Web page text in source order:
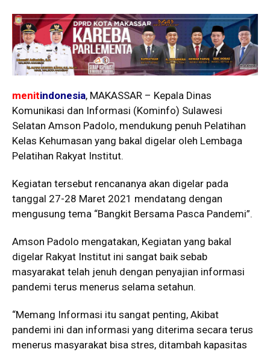
menitindonesia, MAKASSAR – Kepala Dinas
Komunikasi dan Informasi (Kominfo) Sulawesi
Selatan Amson Padolo, mendukung penuh Pelatihan
Kelas Kehumasan yang bakal digelar oleh Lembaga
Pelatihan Rakyat Institut.
Kegiatan tersebut rencananya akan digelar pada
tanggal 27-28 Maret 2021 mendatang dengan
mengusung tema “Bangkit Bersama Pasca Pandemi”.
Amson Padolo mengatakan, Kegiatan yang bakal
digelar Rakyat Institut ini sangat baik sebab
masyarakat telah jenuh dengan penyajian informasi
pandemi terus menerus selama setahun.
“Memang Informasi itu sangat penting, Akibat
pandemi ini dan informasi yang diterima secara terus
menerus masyarakat bisa stres, ditambah kapasitas